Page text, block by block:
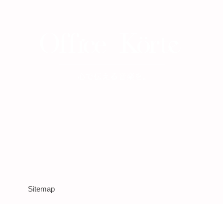
Sitemap